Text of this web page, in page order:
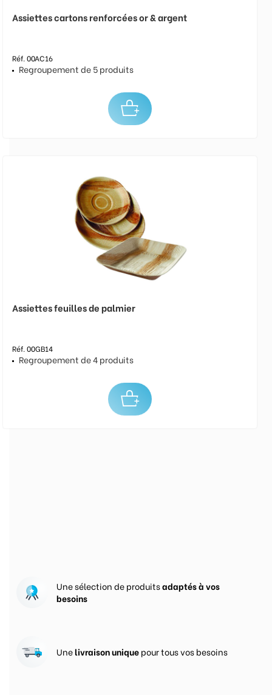
Assiettes cartons renforcées or & argent
Réf. 00AC16
Regroupement de 5 produits
Assiettes feuilles de palmier
Réf. 00GB14
Regroupement de 4 produits
Une sélection de produitsadaptés à vos
besoins
Unelivraison uniquepour tous vos besoins